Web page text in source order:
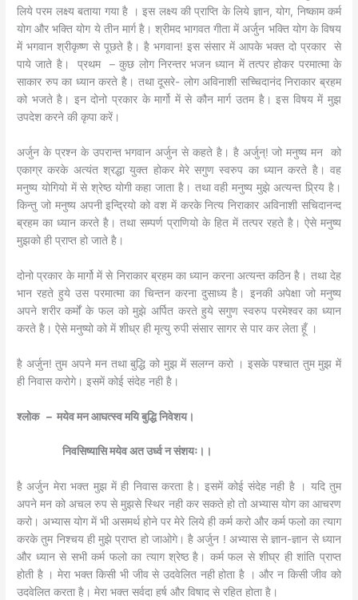
लिये परम लक्ष्य बताया गया है । इस लक्ष्य की प्राप्ति के लिये ज्ञान, योग, निष्काम कर्म
योग और भक्ति योग ये तीन मार्ग है। श्रीमद भागवत गीता में अर्जुन भक्ति योग के विषय
में भगवान श्रीकृष्ण से पूछते है। है भगवान! इस संसार में आपके भक्त दो प्रकार से
पाये जाते है। प्रथम – कुछ लोग निरन्तर भजन ध्यान में तत्पर होकर परमात्मा के
साकार रुप का ध्यान करते है। तथा दूसरे- लोग अविनाशी सच्चिदानंद निराकार ब्रहम
को भजते है। इन दोनो प्रकार के मार्गो में से कौन मार्ग उतम है। इस विषय में मुझ
उपदेश करने की कृपा करें।
अर्जुन के प्रश्न के उपरान्त भगवान अर्जुन से कहते है। है अर्जुन्! जो मनुष्य मन को
एकाग्र करके अत्यंत श्रद्धा युक्त होकर मेरे सगुण स्वरुप का ध्यान करते है। वह
मनुष्य योगियो में से श्रेष्ठ योगी कहा जाता है। तथा वही मनुष्य मुझे अत्यन्त प्र्रिय है।
किन्तु जो मनुष्य अपनी इन्द्रियो को वश में करके नित्य निराकार अविनाशी सचिदानन्द
ब्रहम का ध्यान करते है। तथा सम्पर्ण प्राणियो के हित में तत्पर रहते है। ऐसे मनुष्य
मुझको ही प्राप्त हो जाते है।
दोनो प्रकार के मार्गो में से निराकार ब्रहम का ध्यान करना अत्यन्त कठिन है। तथा देह
भान रहते हुये उस परमात्मा का चिन्तन करना दुसाध्य है। इनकी अपेक्षा जो मनुष्य
अपने शरीर कर्मों के फल को मुझे अर्पित करते हुये सगुण स्वरुप परमेश्वर का ध्यान
करते है। ऐसे मनुष्यो को में शीध्र ही मृत्यु रुपी संसार सागर से पार कर लेता हूँ ।
है अर्जुन! तुम अपने मन तथा बुद्धि को मुझ में सलग्न करो । इसके पश्चात तुम मुझ में
ही निवास करोगे। इसमें कोई संदेह नही है।
श्‍लोक– मयेव मन आघत्स्व मयि बुद्धि निवेशय।
निवसिष्यासि मयेव अत उर्ध्व न संशयः।।
है अर्जुन मेरा भक्त मुझ में ही निवास करता है। इसमें कोई संदेह नही है । यदि तुम
अपने मन को अचल रुप से मुझसे स्थिर नही कर सकते हो तो अभ्यास योग का आचरण
करो। अभ्यास योग में भी असमर्थ होने पर मेरे लिये ही कर्म करो और कर्म फलो का त्याग
करके तुम निश्चय ही मुझे प्राप्त हो जाओगे। है अर्जुन ! अभ्यास से ज्ञान-ज्ञान से ध्यान
और ध्यान से सभी कर्म फलो का त्याग श्रेष्ठ है। कर्म फल से शीघ्र ही शांति प्राप्त
होती है । मेरा भक्त किसी भी जीव से उदवेलित नही होता है । और न किसी जीव को
उदवेलित करता है। मेरा भक्त सर्वदा हर्ष और विषाद से रहित होता है।